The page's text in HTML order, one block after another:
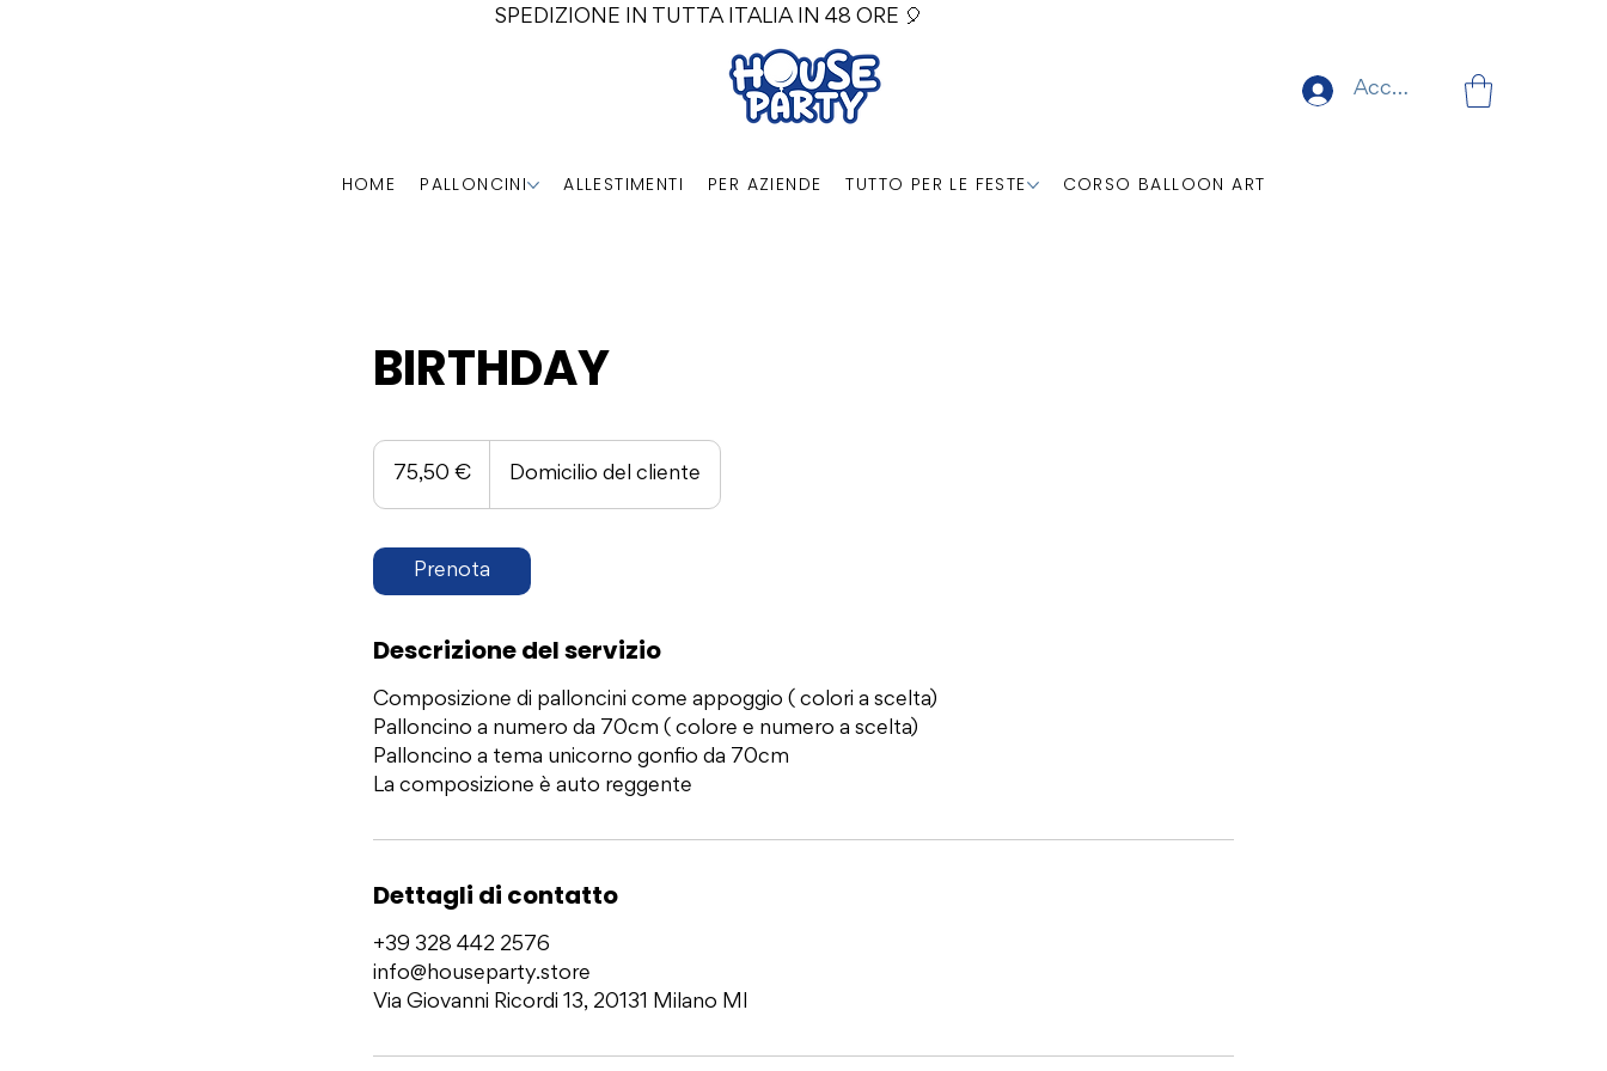
SPEDIZIONE IN TUTTA ITALIA IN 48 ORE 🎈
Accedi
HOME PALLONCINI ALLESTIMENTI PER AZIENDE TUTTO PER LE FESTE CORSO BALLOON ART
BIRTHDAY
75,50
euro
75,50 € Domicilio del cliente
Prenota
Descrizione del servizio
Composizione di palloncini come appoggio ( colori a scelta)
Palloncino a numero da 70cm ( colore e numero a scelta)
Palloncino a tema unicorno gonfio da 70cm
La composizione è auto reggente
Dettagli di contatto
+39 328 442 2576
info@houseparty.store
Via Giovanni Ricordi 13, 20131 Milano MI